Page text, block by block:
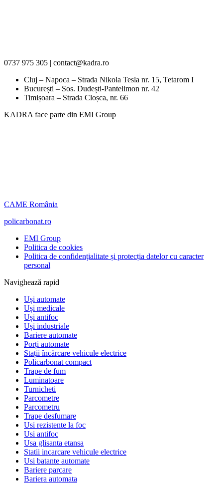
0737 975 305 | contact@kadra.ro
Cluj – Napoca – Strada Nikola Tesla nr. 15, Tetarom I
București – Sos. Dudești-Pantelimon nr. 42
Timișoara – Strada Cloșca, nr. 66
KADRA face parte din EMI Group
CAME România
policarbonat.ro
EMI Group
Politica de cookies
Politica de confidențialitate și protecția datelor cu caracter
personal
Navighează rapid
Uși automate
Uși medicale
Uși antifoc
Uși industriale
Bariere automate
Porți automate
Stații încărcare vehicule electrice
Policarbonat compact
Trape de fum
Luminatoare
Turnicheti
Parcometre
Parcometru
Trape desfumare
Usi rezistente la foc
Usi antifoc
Usa glisanta etansa
Statii incarcare vehicule electrice
Usi batante automate
Bariere parcare
Bariera automata